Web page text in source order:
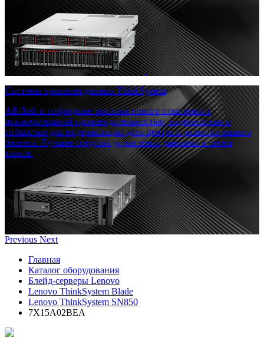
Системы хранения данных ThinkSystem
All-flash и гибридные массивы нового поколения с
исключительной производительностью, надежностью и
гибкостью для модернизации дата-центра и развития вашего
бизнеса. Лучшие средства управления данными в своем
классе.
Previous Next
Главная
Каталог оборудования
Блейд-серверы Lenovo
Lenovo ThinkSystem Blade
Lenovo ThinkSystem SN850
7X15A02BEA